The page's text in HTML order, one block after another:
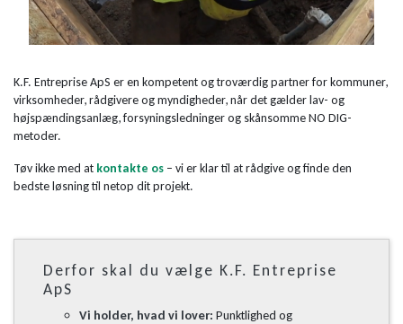
K.F. Entreprise ApS er en kompetent og troværdig partner for kommuner,
virksomheder, rådgivere og myndigheder, når det gælder lav- og
højspændingsanlæg, forsyningsledninger og skånsomme NO DIG-
metoder.
Tøv ikke med at kontakte os – vi er klar til at rådgive og finde den
bedste løsning til netop dit projekt.
Derfor skal du vælge K.F. Entreprise
ApS
Vi holder, hvad vi lover: Punktlighed og